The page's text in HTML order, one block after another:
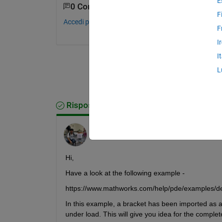
0 Commenti
Accedi per commentare.
Risposta accettata
Hi,
Have a look at the following example -
https://www.mathworks.com/help/pde/examples/
In this example, a bracket has been imported as
under load. This will give you idea for the